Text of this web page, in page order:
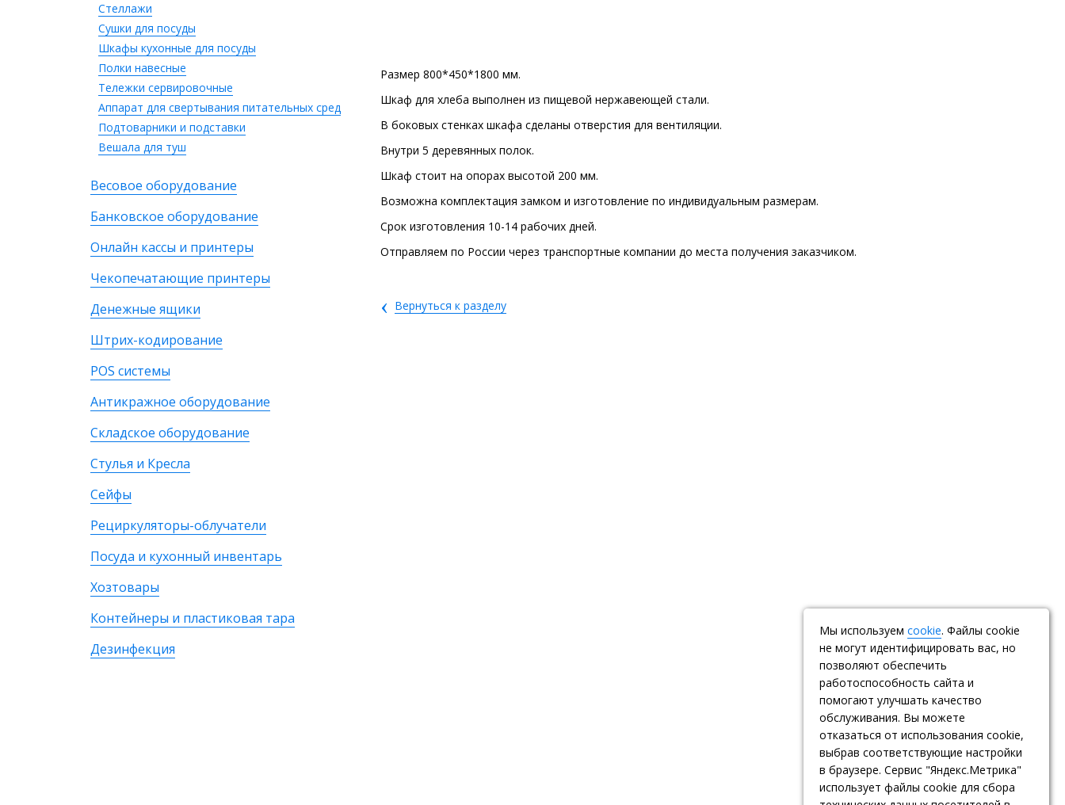
Стеллажи
Сушки для посуды
Шкафы кухонные для посуды
Полки навесные
Тележки сервировочные
Аппарат для свертывания питательных сред
Подтоварники и подставки
Вешала для туш
Весовое оборудование
Банковское оборудование
Онлайн кассы и принтеры
Чекопечатающие принтеры
Денежные ящики
Штрих-кодирование
POS системы
Антикражное оборудование
Складское оборудование
Стулья и Кресла
Сейфы
Рециркуляторы-облучатели
Посуда и кухонный инвентарь
Хозтовары
Контейнеры и пластиковая тара
Дезинфекция
Размер 800*450*1800 мм.
Шкаф для хлеба выполнен из пищевой нержавеющей стали.
В боковых стенках шкафа сделаны отверстия для вентиляции.
Внутри 5 деревянных полок.
Шкаф стоит на опорах высотой 200 мм.
Возможна комплектация замком и изготовление по индивидуальным размерам.
Срок изготовления 10-14 рабочих дней.
Отправляем по России через транспортные компании до места получения заказчиком.
‹ Вернуться к разделу
Мы используем cookie. Файлы cookie
не могут идентифицировать вас, но
позволяют обеспечить
работоспособность сайта и
помогают улучшать качество
обслуживания. Вы можете
отказаться от использования cookie,
выбрав соответствующие настройки
в браузере. Сервис "Яндекс.Метрика"
использует файлы cookie для сбора